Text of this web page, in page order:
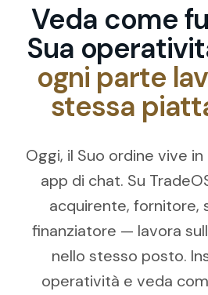
Veda come
Sua
ogni parte
stessa
Oggi, il Suo ordine vive
app di chat. Su
acquirente, fornitore,
finanziatore — lavora
nello stesso posto.
operatività e veda